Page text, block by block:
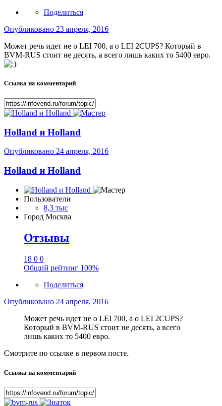
Поделиться
Опубликовано 23 апреля, 2016
Может речь идет не о LEI 700, а о LEI 2CUPS? Который в
BVM-RUS стоит не десять, а всего лишь каких то 5400 евро.
Ссылка на комментарий
Holland и Holland
Опубликовано 24 апреля, 2016
Holland и Holland
Пользователи
8,3 тыс
Город Москва
Отзывы
18 0 0
Общий рейтинг 100%
Поделиться
Опубликовано 24 апреля, 2016
Может речь идет не о LEI 700, а о LEI 2CUPS?
Который в BVM-RUS стоит не десять, а всего
лишь каких то 5400 евро.
Смотрите по ссылке в первом посте.
Ссылка на комментарий